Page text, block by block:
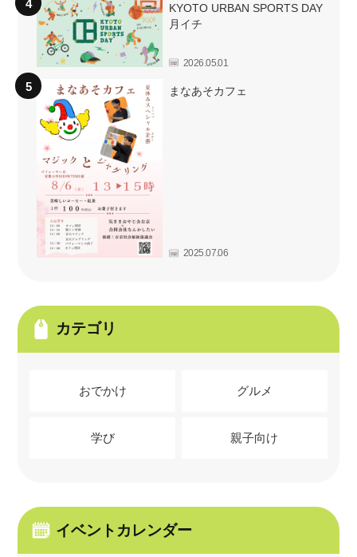
KYOTO URBAN SPORTS DAY
月イチ
2026.05.01
まなあそカフェ
2025.07.06
カテゴリ
おでかけ グルメ
学び 親子向け
イベントカレンダー